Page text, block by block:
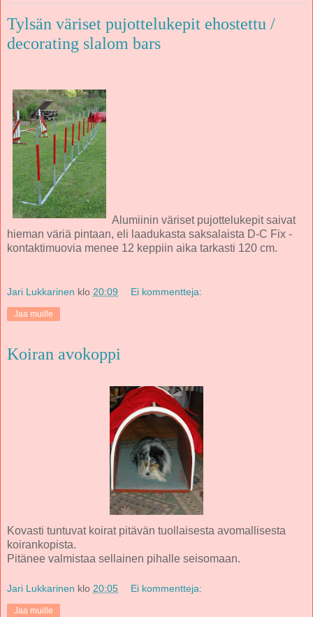
Tylsän väriset pujottelukepit ehostettu /
decorating slalom bars
Alumiinin väriset pujottelukepit saivat
hieman väriä pintaan, eli laadukasta saksalaista D-C Fix -
kontaktimuovia menee 12 keppiin aika tarkasti 120 cm.
Jari Lukkarinen klo 20:09 Ei kommentteja:
Jaa muille
Koiran avokoppi
Kovasti tuntuvat koirat pitävän tuollaisesta avomallisesta
koirankopista.
Pitänee valmistaa sellainen pihalle seisomaan.
Jari Lukkarinen klo 20:05 Ei kommentteja:
Jaa muille